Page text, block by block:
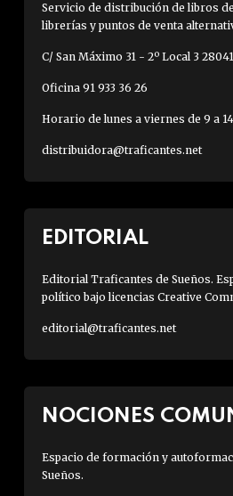
Servicio de distribución de libros
librerías y puntos de venta
C/ San Máximo 31 - 2º Local 3
Oficina 91 933 36 26
Horario de lunes a viernes de 9 a
distribuidora@traficantes.net
EDITORIAL
Editorial Traficantes de Sueños.
político bajo licencias Creative
editorial@traficantes.net
NOCIONES
Espacio de formación y
Sueños.